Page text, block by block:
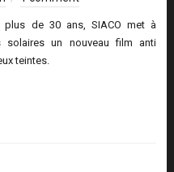
de 30 ans, SIACO met à
un nouveau film anti
teintes.